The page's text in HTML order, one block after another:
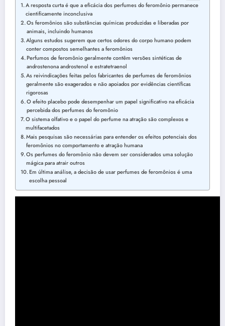
A resposta curta é que a eficácia dos perfumes do feromônio permanece
cientificamente inconclusiva
Os feromônios são substâncias químicas produzidas e liberadas por
animais, incluindo humanos
Alguns estudos sugerem que certos odores do corpo humano podem
conter compostos semelhantes a feromônios
Perfumos de feromônio geralmente contêm versões sintéticas de
androstenona androstenol e estratetraenol
As reivindicações feitas pelos fabricantes de perfumes de feromônios
geralmente são exagerados e não apoiados por evidências científicas
rigorosas
O efeito placebo pode desempenhar um papel significativo na eficácia
percebida dos perfumes do feromônio
O sistema olfativo e o papel do perfume na atração são complexos e
multifacetados
Mais pesquisas são necessárias para entender os efeitos potenciais dos
feromônios no comportamento e atração humana
Os perfumes do feromônio não devem ser considerados uma solução
mágica para atrair outros
Em última análise, a decisão de usar perfumes de feromônios é uma
escolha pessoal